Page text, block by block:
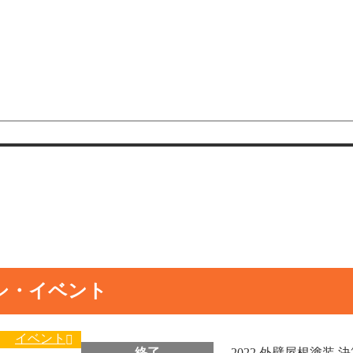
・イベント
イベント